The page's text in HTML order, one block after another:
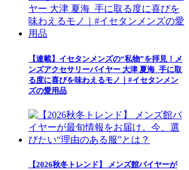
【連載】イセタンメンズの“私物”を拝見！メ
ンズアクセサリーバイヤー 大津 夏海_手に取
る度に喜びを味わえるモノ｜#イセタンメン
ズの愛用品
【2026秋冬トレンド】 メンズ館バイヤーが